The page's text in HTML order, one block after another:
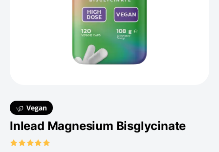
Vegan
Inlead Magnesium Bisglycinate